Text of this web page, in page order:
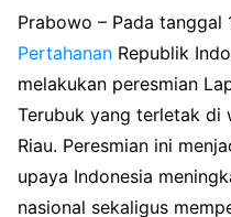
Prabowo – Pada tanggal
Pertahanan Republik
melakukan peresmian
Terubuk yang terletak di
Riau. Peresmian ini
upaya Indonesia
nasional sekaligus